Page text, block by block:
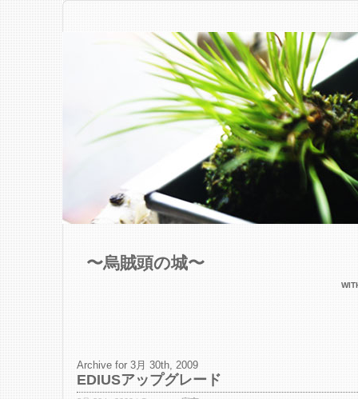
〜烏賊頭の城〜
Archive for 3月 30th, 2009
EDIUSアップグレード